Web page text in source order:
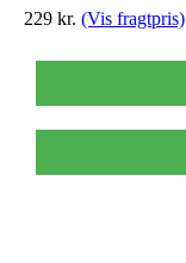
229 kr. (Vis fragtpris)